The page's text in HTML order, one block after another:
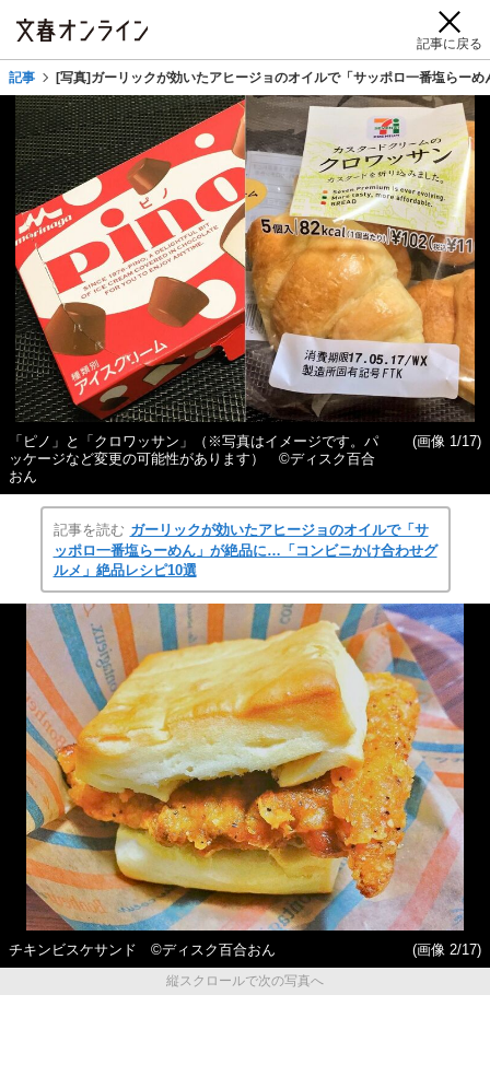
記事に戻る
記事 [写真]ガーリックが効いたアヒージョのオイルで「サッポロ一番塩らー
「ピノ」と「クロワッサン」（※写真はイメージです。パ
ッケージなど変更の可能性があります） ©ディスク百合
おん
(画像 1/17)
記事を読む ガーリックが効いたアヒージョのオイルで「サ
ッポロ一番塩らーめん」が絶品に…「コンビニかけ合わせグ
ルメ」絶品レシピ10選
チキンビスケサンド ©ディスク百合おん
(画像 2/17)
縦スクロールで次の写真へ